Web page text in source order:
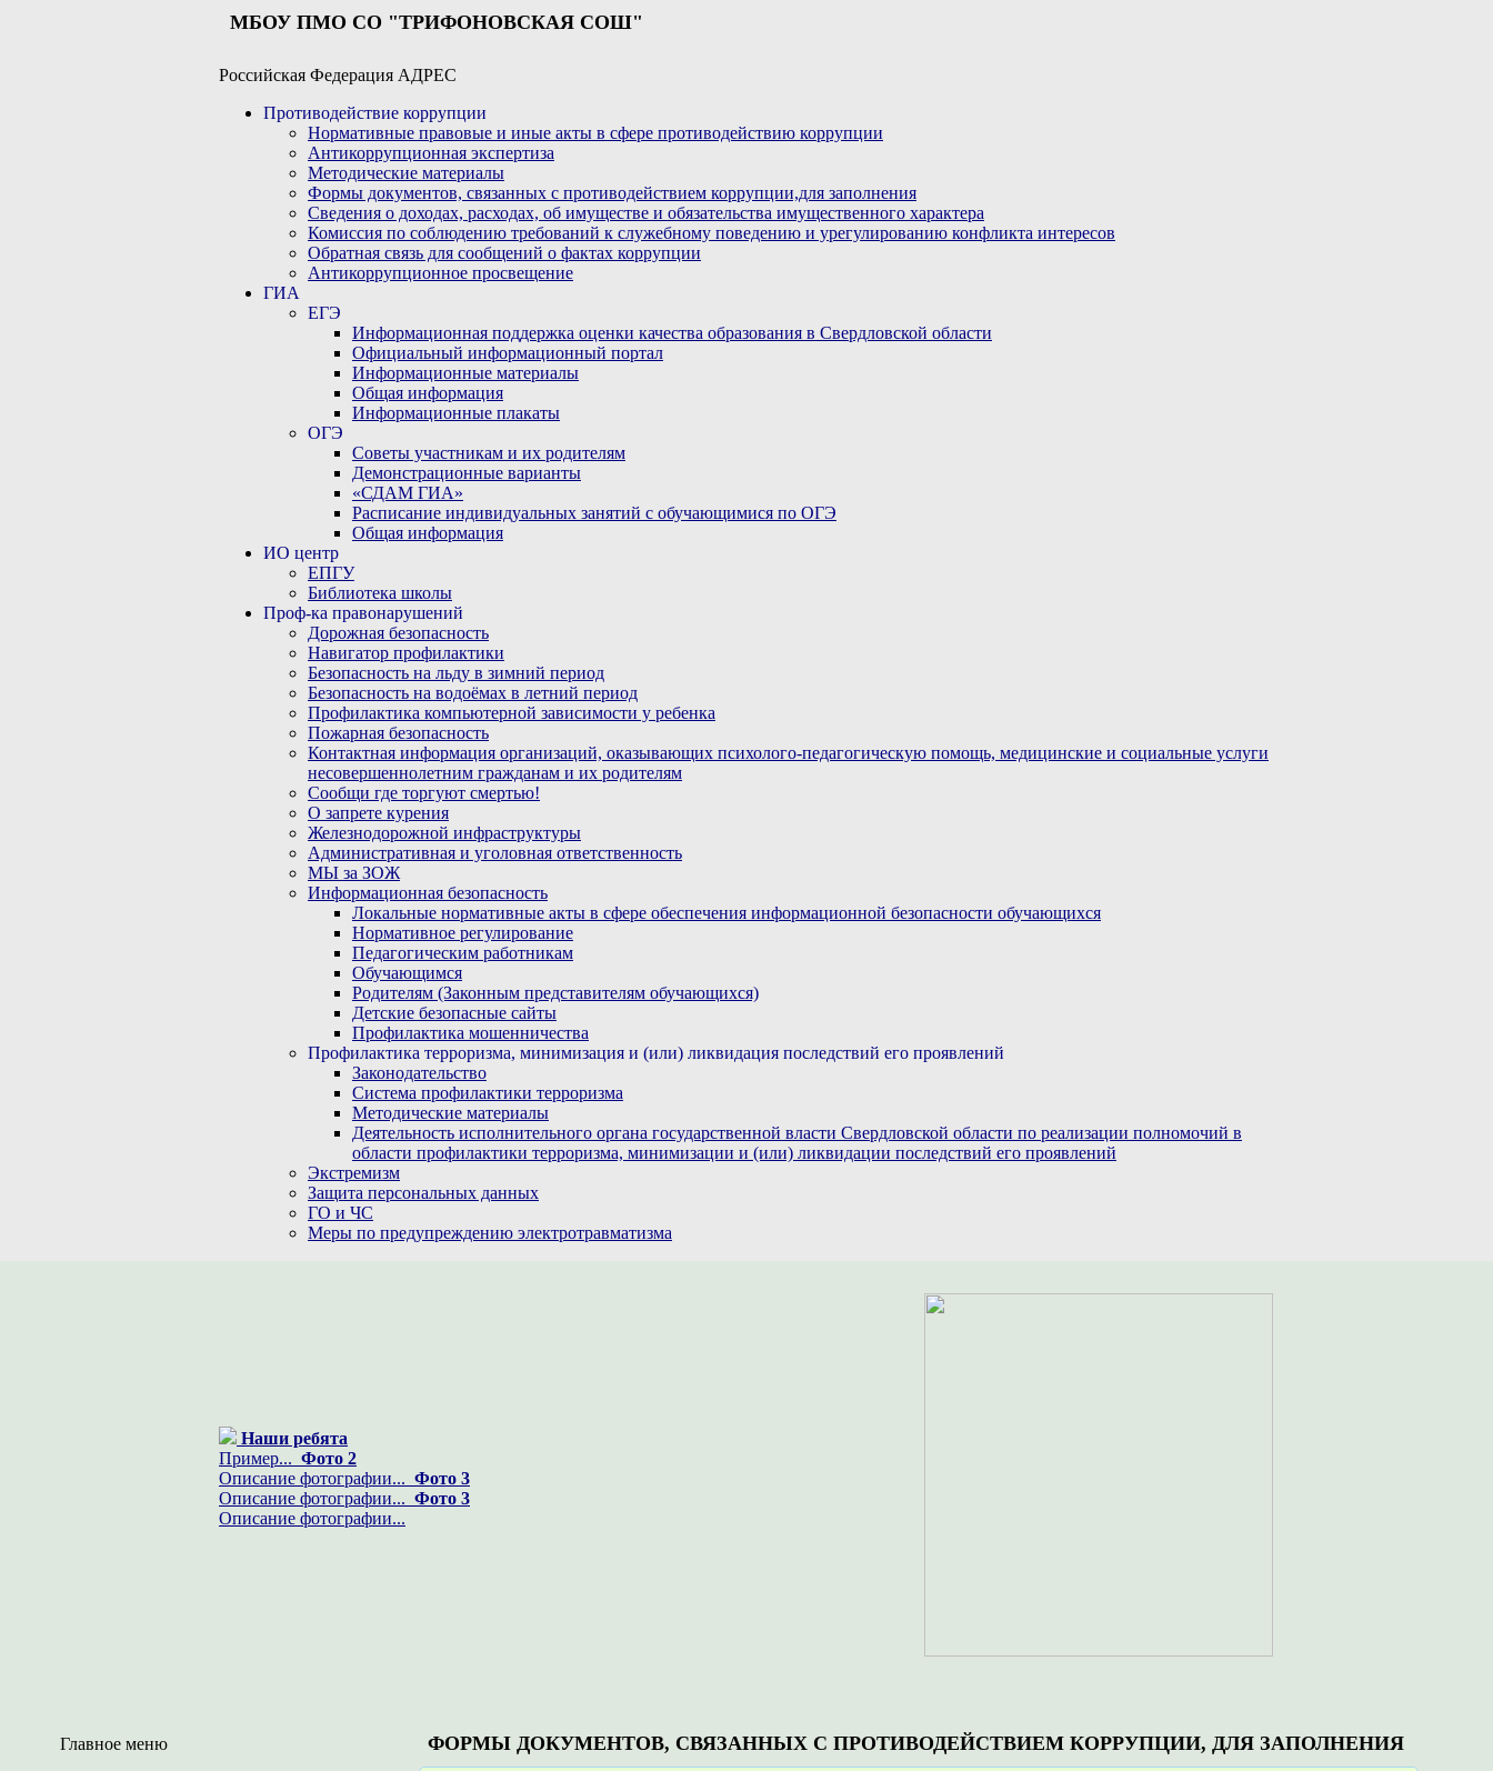
МБОУ ПМО СО "ТРИФОНОВСКАЯ СОШ"
Российская Федерация АДРЕС
Противодействие коррупции
Нормативные правовые и иные акты в сфере противодействию коррупции
Антикоррупционная экспертиза
Методические материалы
Формы документов, связанных с противодействием коррупции,для заполнения
Сведения о доходах, расходах, об имуществе и обязательства имущественного характера
Комиссия по соблюдению требований к служебному поведению и урегулированию конфликта интересов
Обратная связь для сообщений о фактах коррупции
Антикоррупционное просвещение
ГИА
ЕГЭ
Информационная поддержка оценки качества образования в Свердловской области
Официальный информационный портал
Информационные материалы
Общая информация
Информационные плакаты
ОГЭ
Советы участникам и их родителям
Демонстрационные варианты
«СДАМ ГИА»
Расписание индивидуальных занятий с обучающимися по ОГЭ
Общая информация
ИО центр
ЕПГУ
Библиотека школы
Проф-ка правонарушений
Дорожная безопасность
Навигатор профилактики
Безопасность на льду в зимний период
Безопасность на водоёмах в летний период
Профилактика компьютерной зависимости у ребенка
Пожарная безопасность
Контактная информация организаций, оказывающих психолого-педагогическую помощь, медицинские и социальные услуги
несовершеннолетним гражданам и их родителям
Сообщи где торгуют смертью!
О запрете курения
Железнодорожной инфраструктуры
Административная и уголовная ответственность
МЫ за ЗОЖ
Информационная безопасность
Локальные нормативные акты в сфере обеспечения информационной безопасности обучающихся
Нормативное регулирование
Педагогическим работникам
Обучающимся
Родителям (Законным представителям обучающихся)
Детские безопасные сайты
Профилактика мошенничества
Профилактика терроризма, минимизация и (или) ликвидация последствий его проявлений
Законодательство
Система профилактики терроризма
Методические материалы
Деятельность исполнительного органа государственной власти Свердловской области по реализации полномочий в
области профилактики терроризма, минимизации и (или) ликвидации последствий его проявлений
Экстремизм
Защита персональных данных
ГО и ЧС
Меры по предупреждению электротравматизма
Наши ребята
Пример... Фото 2
Описание фотографии... Фото 3
Описание фотографии... Фото 3
Описание фотографии...
Главное меню
ФОРМЫ ДОКУМЕНТОВ, СВЯЗАННЫХ С ПРОТИВОДЕЙСТВИЕМ КОРРУПЦИИ, ДЛЯ ЗАПОЛНЕНИЯ